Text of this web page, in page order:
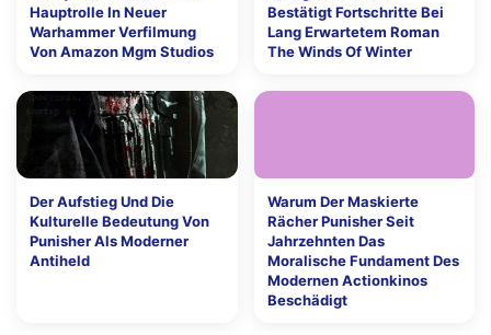
Hauptrolle In Neuer
Warhammer Verfilmung
Von Amazon Mgm Studios
Bestätigt Fortschritte Bei
Lang Erwartetem Roman
The Winds Of Winter
Der Aufstieg Und Die
Kulturelle Bedeutung Von
Punisher Als Moderner
Antiheld
Warum Der Maskierte
Rächer Punisher Seit
Jahrzehnten Das
Moralische Fundament Des
Modernen Actionkinos
Beschädigt